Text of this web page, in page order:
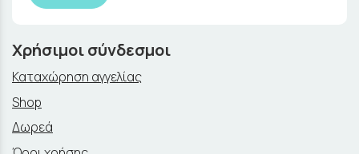
Χρήσιμοι σύνδεσμοι
Καταχώρηση αγγελίας
Shop
Δωρεά